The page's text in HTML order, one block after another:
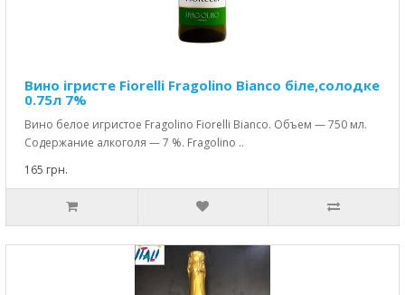
Вино ігристе Fiorelli Fragolino Bianco біле,солодке
0.75л 7%
Вино белое игристое Fragolino Fiorelli Bianco. Объем — 750 мл.
Содержание алкоголя — 7 %. Fragolino ..
165 грн.